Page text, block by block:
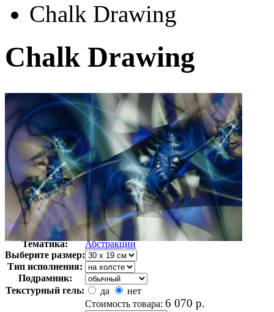
Chalk Drawing
Chalk Drawing
Автор:
Неизвестно
Арт-стиль
Компьютерная
Тематика:
Абстракции
Выберите размер:
Тип исполнения:
Подрамник:
Текстурный гель:
да
нет
Стоимость товара: 6 070 р.